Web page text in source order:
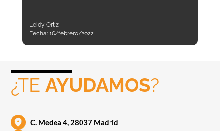
Leidy Ortiz
Fecha: 16/febrero/2022
¿TEAYUDAMOS?
C. Medea 4, 28037 Madrid